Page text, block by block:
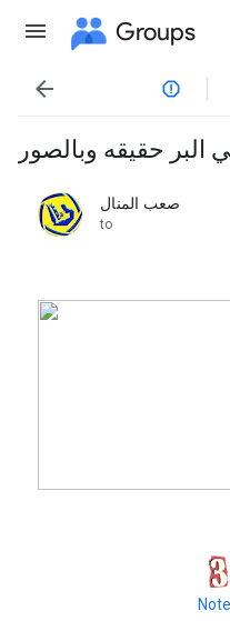
Groups

البر حقيقه وبالصور
صعب المنال
unread,
to